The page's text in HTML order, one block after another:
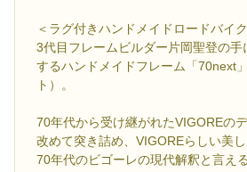
＜ラグ付きハンドメイドロードバイ
3代目フレームビルダー片岡聖登の
するハンドメイドフレーム「70next
ト）。
70年代から受け継がれたVIGOREの
改めて突き詰め、VIGOREらしい美し
70年代のビゴーレの現代解釈と言え